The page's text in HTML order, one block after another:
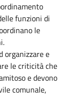
funzioni di
le
organizzare e
le criticità che
e devono
comunale,